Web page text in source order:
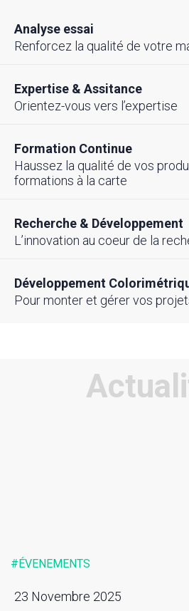
Analyse essai
Renforcez la qualité de votre
Expertise & Assitance
Orientez-vous vers l’expertise
Formation Continue
Haussez la qualité de vos
formations à la carte
Recherche & Développement
L’innovation au coeur de la
Développement
Pour monter et gérer vos
#ÉVENEMENTS
23 Novembre 2025